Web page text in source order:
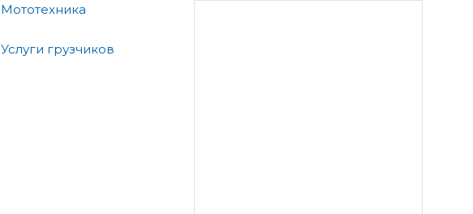
Мототехника
Услуги грузчиков